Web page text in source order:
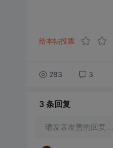
给本帖投票
283 3
3 条回复
请发表友善的回复…